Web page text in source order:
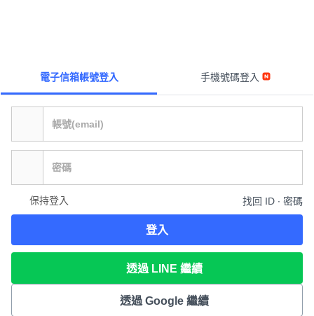
電子信箱帳號登入 手機號碼登入
保持登入 找回 ID ∙ 密碼
登入
透過 LINE 繼續
透過 Google 繼續